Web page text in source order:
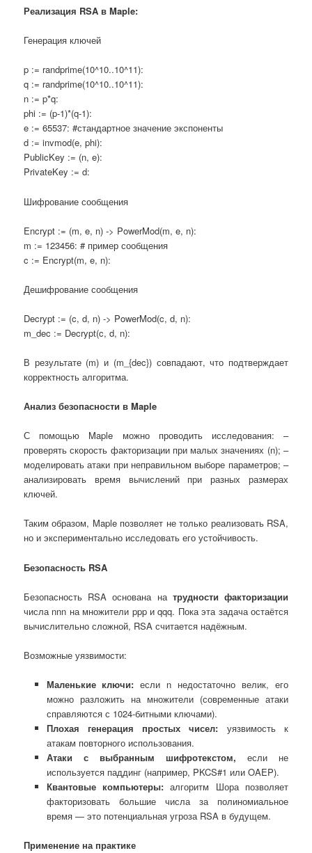
Реализация RSA вMaple:
Генерация ключей
p := randprime(10^10..10^11):
q := randprime(10^10..10^11):
n := p*q:
phi := (p-1)*(q-1):
e := 65537: #стандартное значение экспоненты
d := invmod(e, phi):
PublicKey := (n, e):
PrivateKey := d:
Шифрование сообщения
Encrypt := (m, e, n) -> PowerMod(m, e, n):
m := 123456: # пример сообщения
c := Encrypt(m, e, n):
Дешифрование сообщения
Decrypt := (c, d, n) -> PowerMod(c, d, n):
m_dec := Decrypt(c, d, n):
В результате (m) и (m_{dec}) совпадают, что подтверждает
корректность алгоритма.
Анализ безопасности вMaple
С помощью Maple можно проводить исследования: –
проверять скорость факторизации при малых значениях (n); –
моделировать атаки при неправильном выборе параметров; –
анализировать время вычислений при разных размерах
ключей.
Таким образом, Maple позволяет не только реализовать RSA,
но и экспериментально исследовать его устойчивость.
Безопасность RSA
Безопасность RSA основана на трудности факторизации
числа nnn на множители ppp и qqq. Пока эта задача остаётся
вычислительно сложной, RSA считается надёжным.
Возможные уязвимости:
Маленькие ключи: если n недостаточно велик, его
можно разложить на множители (современные атаки
справляются с 1024-битными ключами).
Плохая генерация простых чисел: уязвимость к
атакам повторного использования.
Атаки с выбранным шифротекстом, если не
используется паддинг (например, PKCS#1 или OAEP).
Квантовые компьютеры:алгоритм Шора позволяет
факторизовать большие числа за полиномиальное
время — это потенциальная угроза RSA в будущем.
Применение на практике